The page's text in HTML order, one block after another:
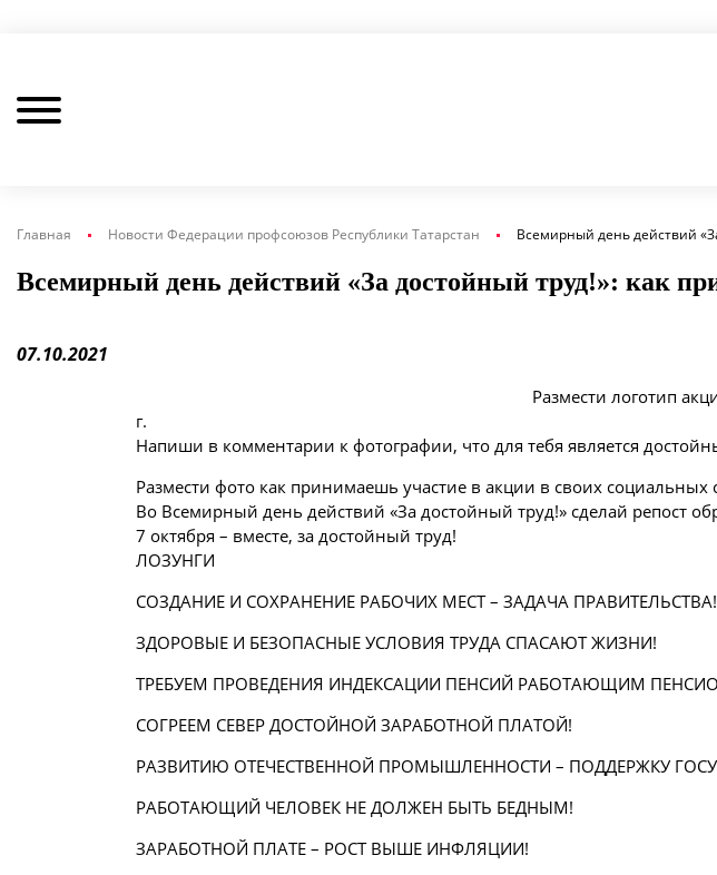
Главная Новости Федерации профсоюзов Республики Татарстан Всемирный день действий
Всемирный день действий «За достойный труд!»: как
07.10.2021
Размести логотип
г.
Напиши в комментарии к фотографии, что для тебя является
Размести фото как принимаешь участие в акции в своих социальных
Во Всемирный день действий «За достойный труд!» сделай репост
7 октября – вместе, за достойный труд!
ЛОЗУНГИ
СОЗДАНИЕ И СОХРАНЕНИЕ РАБОЧИХ МЕСТ – ЗАДАЧА ПРАВИТЕЛЬСТВА!
ЗДОРОВЫЕ И БЕЗОПАСНЫЕ УСЛОВИЯ ТРУДА СПАСАЮТ ЖИЗНИ!
ТРЕБУЕМ ПРОВЕДЕНИЯ ИНДЕКСАЦИИ ПЕНСИЙ РАБОТАЮЩИМ
СОГРЕЕМ СЕВЕР ДОСТОЙНОЙ ЗАРАБОТНОЙ ПЛАТОЙ!
РАЗВИТИЮ ОТЕЧЕСТВЕННОЙ ПРОМЫШЛЕННОСТИ – ПОДДЕРЖКУ
РАБОТАЮЩИЙ ЧЕЛОВЕК НЕ ДОЛЖЕН БЫТЬ БЕДНЫМ!
ЗАРАБОТНОЙ ПЛАТЕ – РОСТ ВЫШЕ ИНФЛЯЦИИ!